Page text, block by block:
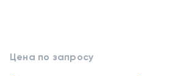
in
41
Цена по запросу